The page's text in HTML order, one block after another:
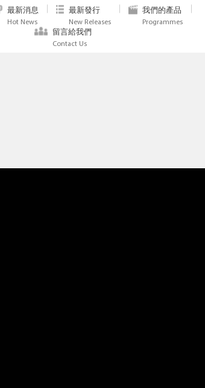
最新消息
Hot News
最新發行
New Releases
我們的產品
Programmes
留言給我們
Contact Us